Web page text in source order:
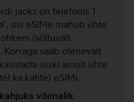
jaoks on telefonis 1
siis eSIMe mahub ühte
(sõltuvalt
Korraga saab olenevalt
siiski ainult ühte
ka kahte) eSIMi.
võimalik